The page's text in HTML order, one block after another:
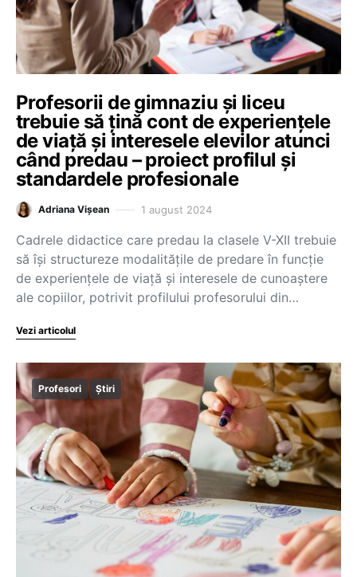
Profesorii de gimnaziu și liceu
trebuie să țină cont de experiențele
de viață și interesele elevilor atunci
când predau – proiect profilul și
standardele profesionale
Adriana Vișean 1 august 2024
Cadrele didactice care predau la clasele V-XII trebuie
să își structureze modalitățile de predare în funcție
de experiențele de viață și interesele de cunoaștere
ale copiilor, potrivit profilului profesorului din…
Vezi articolul
Profesori Știri